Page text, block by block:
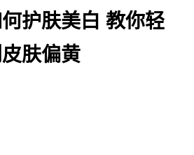
航
护肤美白 教你轻
肤偏黄